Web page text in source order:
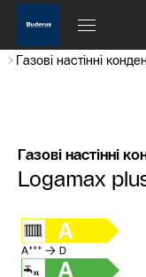
Газові настінні
Газові настінні
Logamax